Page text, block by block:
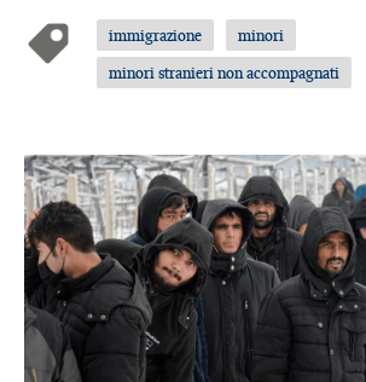
immigrazione
minori
minori stranieri non accompagnati